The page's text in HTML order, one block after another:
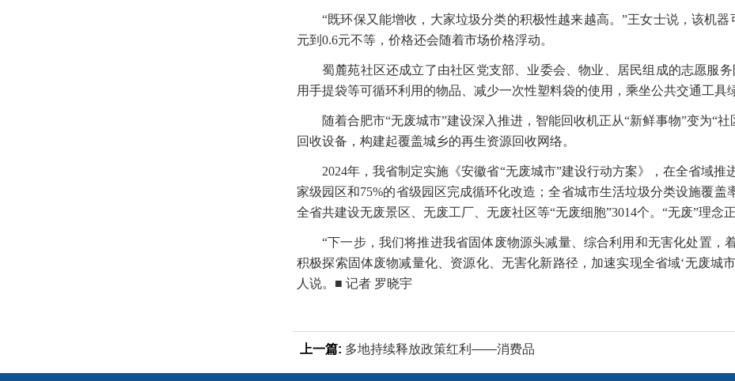
“既环保又能增收，大家垃圾分类的积极性越来越高。”王女士说，该机
元到0.6元不等，价格还会随着市场价格浮动。
蜀麓苑社区还成立了由社区党支部、业委会、物业、居民组成的志愿服
用手提袋等可循环利用的物品、减少一次性塑料袋的使用，乘坐公共交通工具
随着合肥市“无废城市”建设深入推进，智能回收机正从“新鲜事物”变为“
回收设备，构建起覆盖城乡的再生资源回收网络。
2024年，我省制定实施《安徽省“无废城市”建设行动方案》，在全省域推
家级园区和75%的省级园区完成循环化改造；全省城市生活垃圾分类设施覆盖
全省共建设无废景区、无废工厂、无废社区等“无废细胞”3014个。“无废”理念
“下一步，我们将推进我省固体废物源头减量、综合利用和无害化处置，
积极探索固体废物减量化、资源化、无害化新路径，加速实现全省域‘无废城
人说。■ 记者 罗晓宇
上一篇: 多地持续释放政策红利——消费品